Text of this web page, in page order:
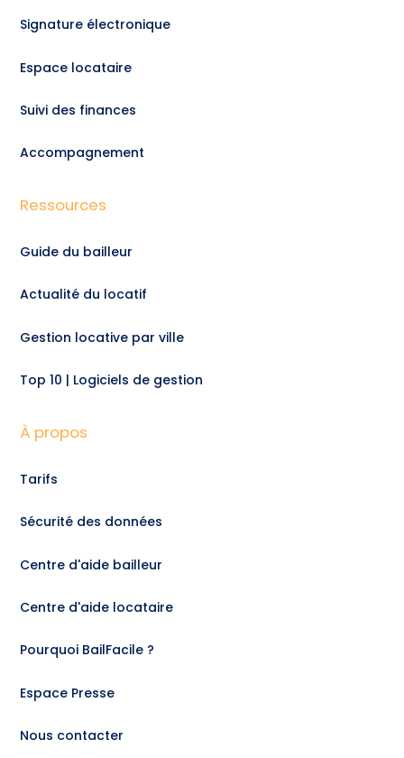
Signature électronique
Espace locataire
Suivi des finances
Accompagnement
Ressources
Guide du bailleur
Actualité du locatif
Gestion locative par ville
Top 10 | Logiciels de gestion
À propos
Tarifs
Sécurité des données
Centre d'aide bailleur
Centre d'aide locataire
Pourquoi BailFacile ?
Espace Presse
Nous contacter